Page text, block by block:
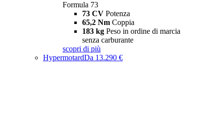
Formula 73
73 CV Potenza
65,2 Nm Coppia
183 kg Peso in ordine di marcia
senza carburante
scopri di più
HypermotardDa 13.290 €